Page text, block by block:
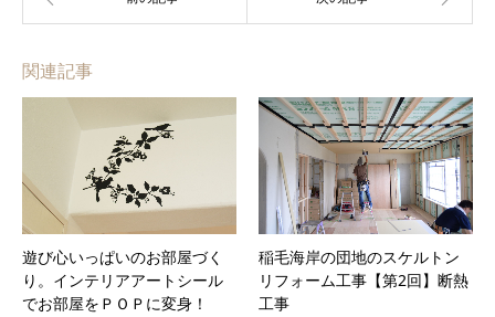
関連記事
遊び心いっぱいのお部屋づく
り。インテリアアートシール
でお部屋をＰＯＰに変身！
稲毛海岸の団地のスケルトン
リフォーム工事【第2回】断熱
工事